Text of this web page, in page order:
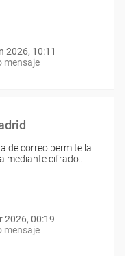
2026, 10:11
mensaje
de correo permite la
mediante cifrado…
2026, 00:19
mensaje